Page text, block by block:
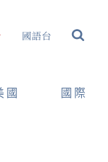
國語台
國 國際